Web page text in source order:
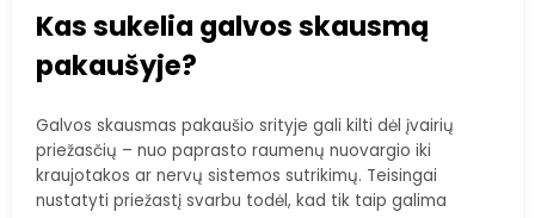
Kas sukelia galvos skausmą
pakaušyje?
Galvos skausmas pakaušio srityje gali kilti dėl įvairių
priežasčių – nuo paprasto raumenų nuovargio iki
kraujotakos ar nervų sistemos sutrikimų. Teisingai
nustatyti priežastį svarbu todėl, kad tik taip galima